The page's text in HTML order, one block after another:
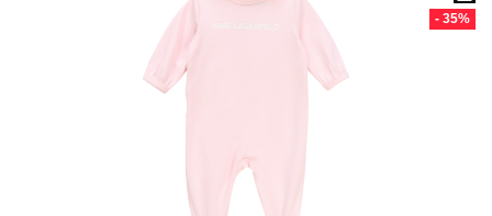
- 35%